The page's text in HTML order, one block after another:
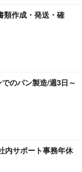
類作成・発送・確
のパン製造/週3日～
内サポート事務年休